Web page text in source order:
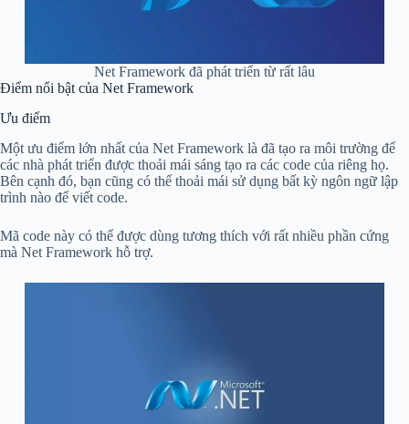
Net Framework đã phát triển từ rất lâu
Điểm nổi bật của Net Framework
Ưu điểm
Một ưu điểm lớn nhất của Net Framework là đã tạo ra môi trường để
các nhà phát triển được thoải mái sáng tạo ra các code của riêng họ.
Bên cạnh đó, bạn cũng có thể thoải mái sử dụng bất kỳ ngôn ngữ lập
trình nào để viết code.
Mã code này có thể được dùng tương thích với rất nhiều phần cứng
mà Net Framework hỗ trợ.